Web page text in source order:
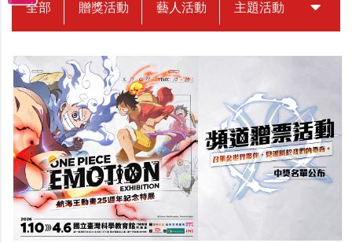
全部 贈獎活動 藝人活動 主題活動 中獎名